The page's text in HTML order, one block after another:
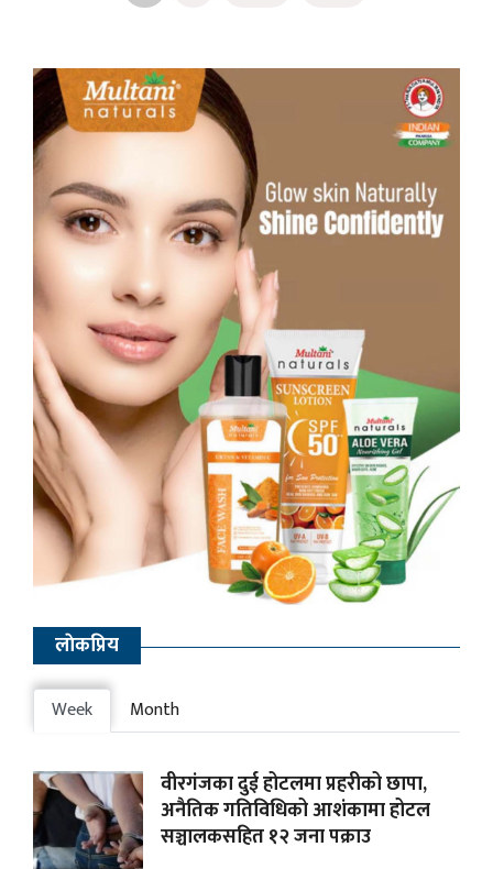
लाेकप्रिय
Week Month
वीरगंजका दुई होटलमा प्रहरीको छापा,
अनैतिक गतिविधिको आशंकामा होटल
सञ्चालकसहित १२ जना पक्राउ